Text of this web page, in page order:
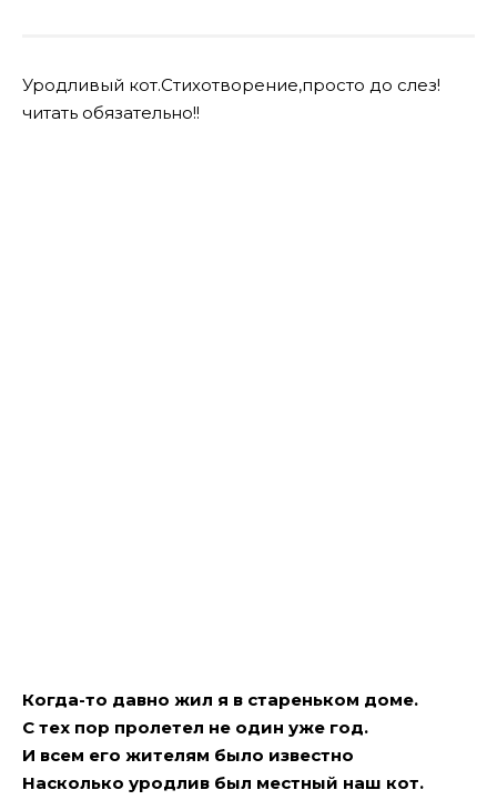
Уродливый кот.Стихотворение,просто до слез!
читать обязательно!!
Когда-то давно жил я в стареньком доме.
С тех пор пролетел не один уже год.
И всем его жителям было известно
Насколько уродлив был местный наш кот.